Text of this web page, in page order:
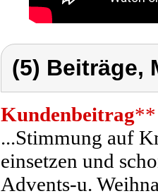
(5) Beiträge,
Kundenbeitrag**
...Stimmung auf
einsetzen und
Advents-u.